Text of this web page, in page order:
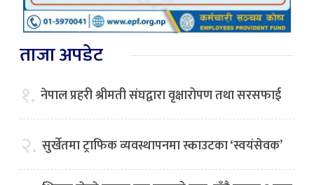
ताजा अपडेट
१. नेपाल प्रहरी श्रीमती संघद्वारा वृक्षारोपण तथा सरसफाई
२. सुर्खेतमा ट्राफिक व्यवस्थापनमा स्काउटका ‘स्वयंसेवक’